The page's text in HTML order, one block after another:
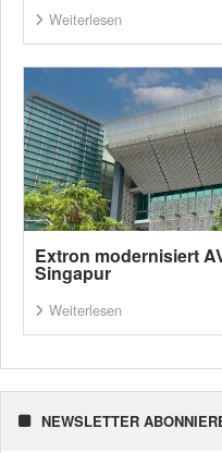
Weiterlesen
Extron modernisiert
Singapur
Weiterlesen
NEWSLETTER